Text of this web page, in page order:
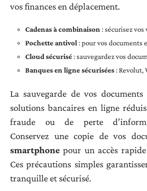
vos finances en déplacement.
Cadenas à combinaison: sécurisez vos
Pochette antivol: pour vos documents
Cloud sécurisé: sauvegardez vos
Banques en ligne sécurisées: Revolut,
La sauvegarde de vos
solutions bancaires en ligne
fraude ou de perte
Conservez une copie de vos
smartphone pour un accès
Ces précautions simples
tranquille et sécurisé.